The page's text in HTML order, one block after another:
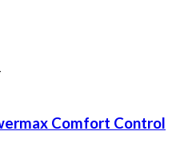
Comfort Control